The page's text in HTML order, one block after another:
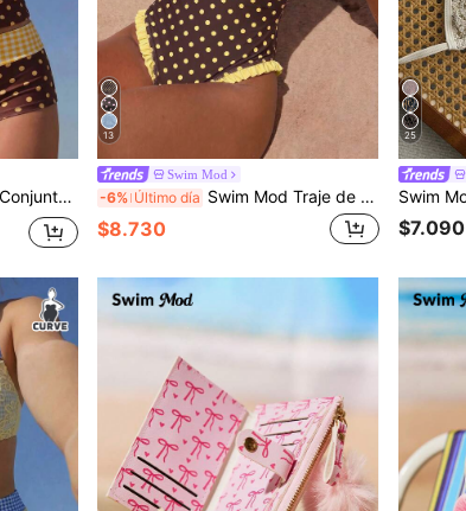
tropical de lunares y cuadros, lindo, adecuado para playa y natación, lunares marrón y amarillo
13
Swim Mod
-6% Último día Swim Mod Traje de baño de una pieza con cuello halter de encaje rosa de tela especial para niñas
$8.730
25
$7.090